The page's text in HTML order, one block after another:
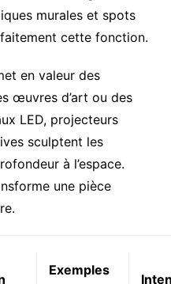
murales et spots
cette fonction.
en valeur des
œuvres d’art ou des
LED, projecteurs
sculptent les
à l’espace.
une pièce
Exemples